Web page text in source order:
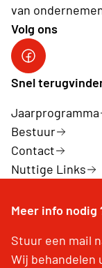
van
Volg ons
Facebook
Snel
Jaarprogramma
Bestuur
Contact
Nuttige Links
Meer info nodig
Stuur een mail
Wij behandelen